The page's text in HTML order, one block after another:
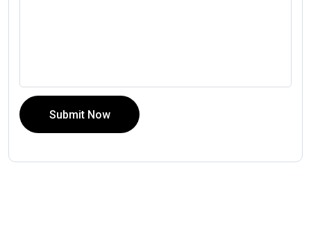
Submit Now